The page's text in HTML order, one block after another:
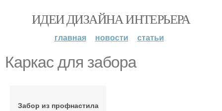
ИДЕИ ДИЗАЙНА ИНТЕРЬЕРА
главная новости статьи
Каркас для забора
Забор из профнастила